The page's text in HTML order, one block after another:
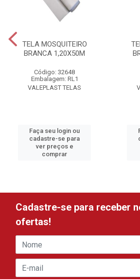
TELA MOSQUITEIRO
BRANCA 1,20X50M
Código: 32648
Embalagem: RL1
VALEPLAST TELAS
Faça seu login ou
cadastre-se para
ver preços e
comprar
Cadastre-se para receber
ofertas!